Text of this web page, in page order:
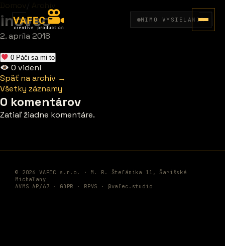
MIMO VYSIELANIA
Domov Archív
inovec
2. apríla 2018
0 Páči sa mi to
0 videní
Späť na archív →
Všetky záznamy
0 komentárov
Zatiaľ žiadne komentáre.
© 2026 VAFEC s.r.o. · M. R. Štefánika 11, Šarišské
Michaľany
AVMS AP/67 · GDPR · RPVS · @vafec.studio